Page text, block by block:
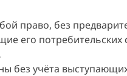
право, без
его
без учёта